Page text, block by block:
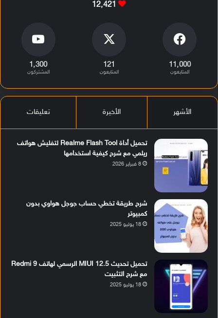
12٬421
11٬000
المتابعون
121
المتابعون
1٬300
المشتركون
الأشهر الأخيرة تعليقات
تحميل أداة Realme Flash Tool لتفليش هواتف
ريلمي مع شرح كيفية استخدامها
8 فبراير 2026
شرح طريقة تخطي حساب جوجل هواوي بدون
كمبيوتر
18 يوليو 2025
تحميل تحديث MIUI 12.5 الرسمي لهاتف Redmi 9
مع شرح التثبيت
18 يوليو 2025